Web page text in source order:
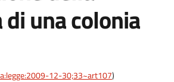
una colonia
12-30;33~art107)